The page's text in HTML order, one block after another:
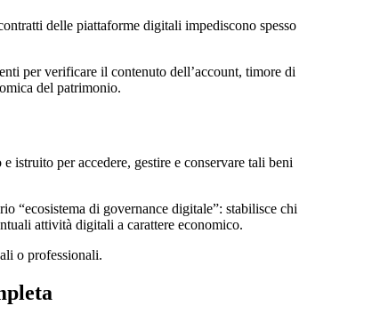
delle piattaforme digitali impediscono spesso
per verificare il contenuto dell’account, timore di
del patrimonio.
istruito per accedere, gestire e conservare tali beni
“ecosistema di governance digitale”: stabilisce chi
attività digitali a carattere economico.
o professionali.